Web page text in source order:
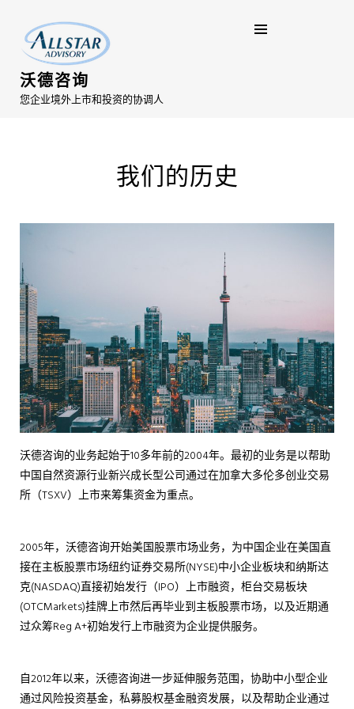
沃德咨询
您企业境外上市和投资的协调人
我们的历史
沃德咨询的业务起始于10多年前的2004年。最初的业务是以帮助
中国自然资源行业新兴成长型公司通过在加拿大多伦多创业交易
所（TSXV）上市来筹集资金为重点。
2005年，沃德咨询开始美国股票市场业务，为中国企业在美国直
接在主板股票市场纽约证券交易所(NYSE)中小企业板块和纳斯达
克(NASDAQ)直接初始发行（IPO）上市融资，柜台交易板块
(OTCMarkets)挂牌上市然后再毕业到主板股票市场，以及近期通
过众筹Reg A+初始发行上市融资为企业提供服务。
自2012年以来，沃德咨询进一步延伸服务范围，协助中小型企业
通过风险投资基金，私募股权基金融资发展，以及帮助企业通过